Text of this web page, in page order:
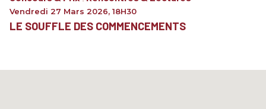
Vendredi 27 Mars 2026, 18H30
LE SOUFFLE DES COMMENCEMENTS